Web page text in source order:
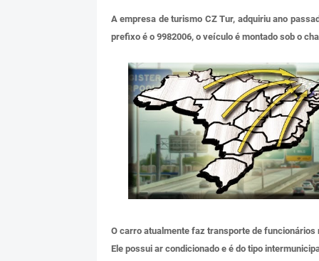
A empresa de turismo CZ Tur, adquiriu ano
prefixo é o 9982006, o veículo é montado sob o
O carro atualmente faz transporte de
Ele possui ar condicionado e é do tipo